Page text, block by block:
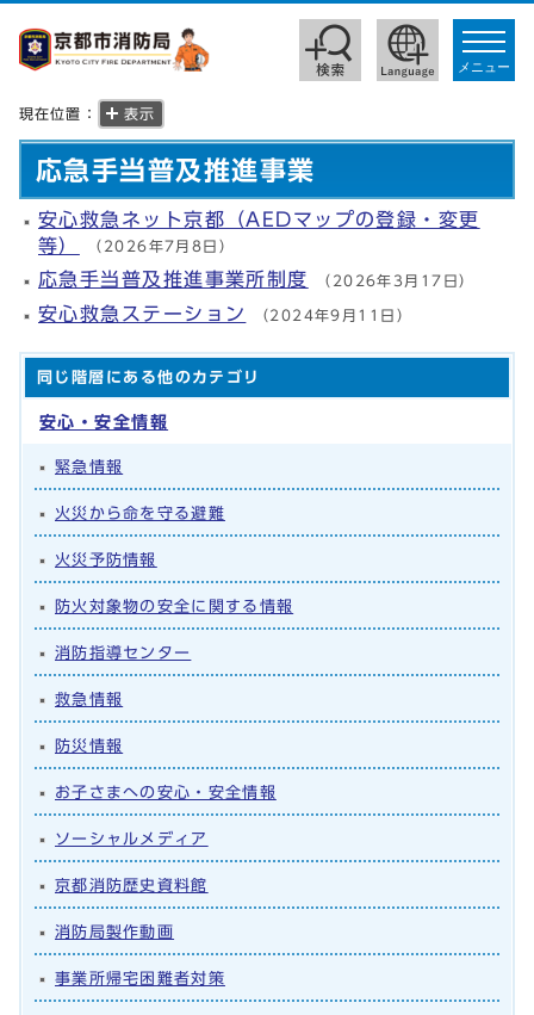
toggle
メニュー
現在位置： 表示
応急手当普及推進事業
安心救急ネット京都（AEDマップの登録・変更
等） （2026年7月8日）
応急手当普及推進事業所制度 （2026年3月17日）
安心救急ステーション （2024年9月11日）
同じ階層にある他のカテゴリ
安心・安全情報
緊急情報
火災から命を守る避難
火災予防情報
防火対象物の安全に関する情報
消防指導センター
救急情報
防災情報
お子さまへの安心・安全情報
ソーシャルメディア
京都消防歴史資料館
消防局製作動画
事業所帰宅困難者対策